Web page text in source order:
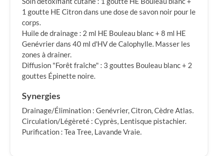
1 goutte HE Citron dans une dose de savon noir pour le
corps.
Huile de drainage : 2 ml HE Bouleau blanc + 8 ml HE
Genévrier dans 40 ml d'HV de Calophylle. Masser les
zones à drainer.
Diffusion "Forêt fraîche" : 3 gouttes Bouleau blanc + 2
gouttes Épinette noire.
Synergies
Drainage/Élimination : Genévrier, Citron, Cèdre Atlas.
Circulation/Légèreté : Cyprès, Lentisque pistachier.
Purification : Tea Tree, Lavande Vraie.